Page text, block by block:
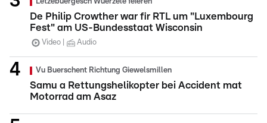
De Philip Crowther war fir RTL um "Luxembourg
Fest" am US-Bundesstaat Wisconsin
Video Audio
Vu Buerschent Richtung Giewelsmillen
Samu a Rettungshelikopter bei Accident mat
Motorrad am Asaz